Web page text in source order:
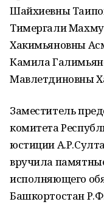
Шайхиевны
Тимергали
Хакимьяновны
Камила
Мавлетдиновны
Заместитель
комитета
юстиции
вручила
исполняющего
Башкортостан